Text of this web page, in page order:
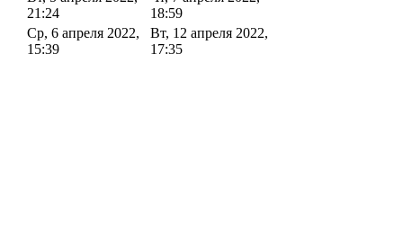
21:24
18:59
Ср, 6 апреля 2022,
15:39
Вт, 12 апреля 2022,
17:35